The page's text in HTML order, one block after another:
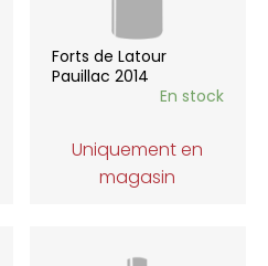
Forts de Latour
Pauillac 2014
En stock
Uniquement en
magasin